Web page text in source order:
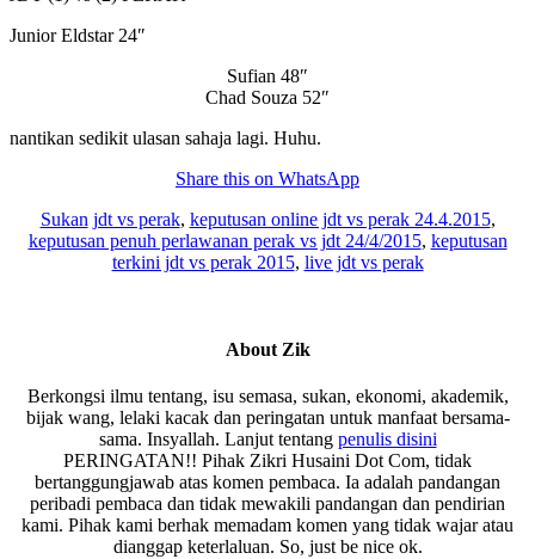
Junior Eldstar 24″
Sufian 48″
Chad Souza 52″
nantikan sedikit ulasan sahaja lagi. Huhu.
Share this on WhatsApp
Sukan jdt vs perak, keputusan online jdt vs perak 24.4.2015,
keputusan penuh perlawanan perak vs jdt 24/4/2015, keputusan
terkini jdt vs perak 2015, live jdt vs perak
About Zik
Berkongsi ilmu tentang, isu semasa, sukan, ekonomi, akademik,
bijak wang, lelaki kacak dan peringatan untuk manfaat bersama-
sama. Insyallah. Lanjut tentang penulis disini
PERINGATAN!! Pihak Zikri Husaini Dot Com, tidak
bertanggungjawab atas komen pembaca. Ia adalah pandangan
peribadi pembaca dan tidak mewakili pandangan dan pendirian
kami. Pihak kami berhak memadam komen yang tidak wajar atau
dianggap keterlaluan. So, just be nice ok.